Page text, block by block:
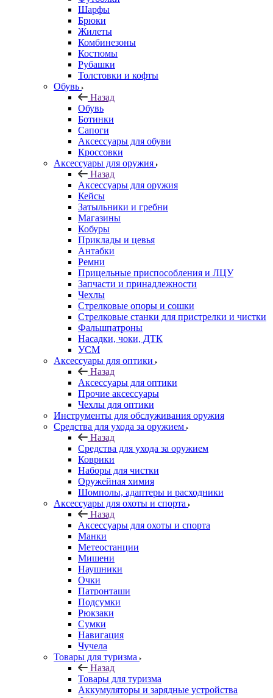
Шарфы
Брюки
Жилеты
Комбинезоны
Костюмы
Рубашки
Толстовки и кофты
Обувь
Назад
Обувь
Ботинки
Сапоги
Аксессуары для обуви
Кроссовки
Аксессуары для оружия
Назад
Аксессуары для оружия
Кейсы
Затыльники и гребни
Магазины
Кобуры
Приклады и цевья
Антабки
Ремни
Прицельные приспособления и ЛЦУ
Запчасти и принадлежности
Чехлы
Стрелковые опоры и сошки
Стрелковые станки для пристрелки и чистки
Фальшпатроны
Насадки, чоки, ДТК
УСМ
Аксессуары для оптики
Назад
Аксессуары для оптики
Прочие аксессуары
Чехлы для оптики
Инструменты для обслуживания оружия
Средства для ухода за оружием
Назад
Средства для ухода за оружием
Коврики
Наборы для чистки
Оружейная химия
Шомполы, адаптеры и расходники
Аксессуары для охоты и спорта
Назад
Аксессуары для охоты и спорта
Манки
Метеостанции
Мишени
Наушники
Очки
Патронташи
Подсумки
Рюкзаки
Сумки
Навигация
Чучела
Товары для туризма
Назад
Товары для туризма
Аккумуляторы и зарядные устройства